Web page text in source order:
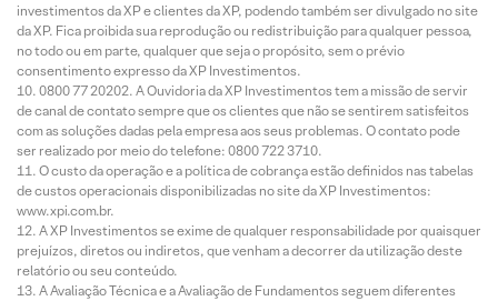
investimentos da XP e clientes da XP, podendo também ser divulgado no site
da XP. Fica proibida sua reprodução ou redistribuição para qualquer pessoa,
no todo ou em parte, qualquer que seja o propósito, sem o prévio
consentimento expresso da XP Investimentos.
0800 77 20202. A Ouvidoria da XP Investimentos tem a missão de servir
de canal de contato sempre que os clientes que não se sentirem satisfeitos
com as soluções dadas pela empresa aos seus problemas. O contato pode
ser realizado por meio do telefone: 0800 722 3710.
O custo da operação e a política de cobrança estão definidos nas tabelas
de custos operacionais disponibilizadas no site da XP Investimentos:
www.xpi.com.br.
A XP Investimentos se exime de qualquer responsabilidade por quaisquer
prejuízos, diretos ou indiretos, que venham a decorrer da utilização deste
relatório ou seu conteúdo.
A Avaliação Técnica e a Avaliação de Fundamentos seguem diferentes